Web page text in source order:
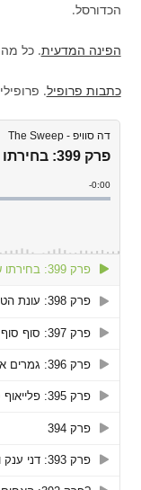
הכדורסל.
הפינה המדעית. כל
כתבות פרופיל.